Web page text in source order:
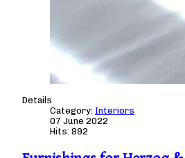
Details
Category: Interiors
07 June 2022
Hits: 892